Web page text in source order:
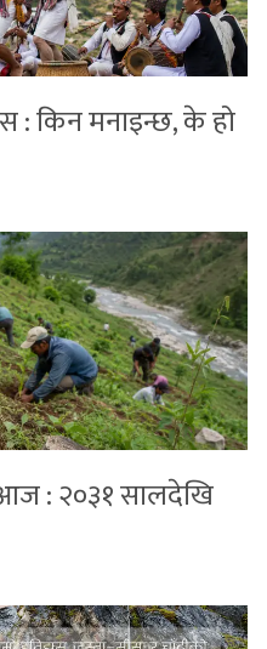
: किन मनाइन्छ, के हो
आज : २०३१ सालदेखि